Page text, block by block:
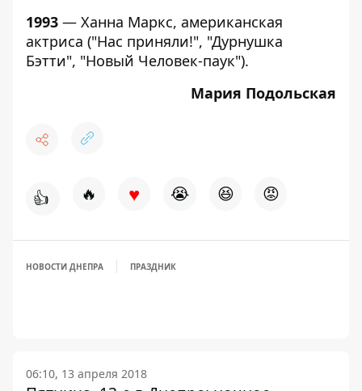
1993 — Ханна Маркс, американская
актриса ("Нас приняли!", "Дурнушка
Бэтти", "Новый Человек-паук").
Мария Подольская
👍 🔥 ♥ 😭 😆 😡
НОВОСТИ ДНЕПРА ПРАЗДНИК
06:10, 13 апреля 2018